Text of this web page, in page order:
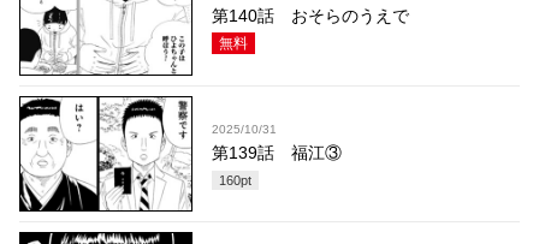
第140話 おそらのうえで
無料
2025/10/31
第139話 福江③
160pt